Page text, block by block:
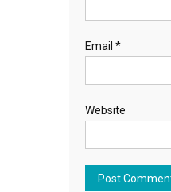
Email *
Website